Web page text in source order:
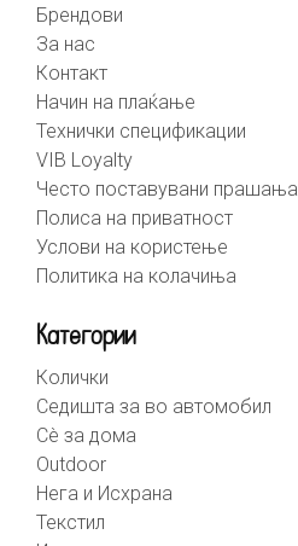
Брендови
За нас
Контакт
Начин на плаќање
Технички спецификации
VIB Loyalty
Често поставувани прашања
Полиса на приватност
Услови на користење
Политика на колачиња
Категории
Колички
Седишта за во автомобил
Сè за дома
Outdoor
Нега и Исхрана
Текстил